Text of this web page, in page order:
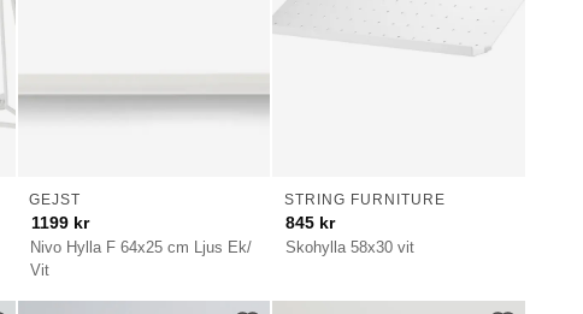
Nivo Hylla F 64x25 cm Ljus Ek/
Vit
GEJST
1199 kr
Skohylla 58x30 vit
STRING FURNITURE
845 kr